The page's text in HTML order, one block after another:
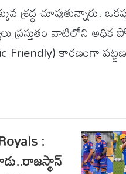
శ్రద్ధ చూపుతున్నారు.
ప్రస్తుతం వాటిలోని అధిక
Friendly) కారణంగా
: